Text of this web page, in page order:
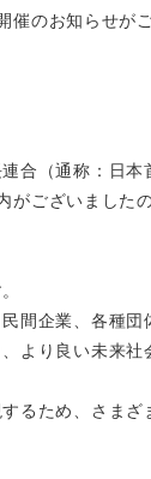
催のお知らせが
合（通称：日
がございました
間企業、各種団
より良い未来
るため、さまざ